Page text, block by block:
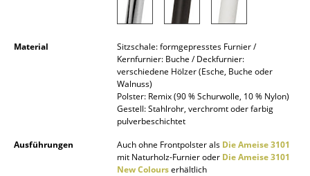
Figuren & Miniaturen
Material
Sitzschale: formgepresstes Furnier /
Kernfurnier: Buche / Deckfurnier:
verschiedene Hölzer (Esche, Buche oder
Walnuss)
Polster: Remix (90 % Schurwolle, 10 % Nylon)
Gestell: Stahlrohr, verchromt oder farbig
pulverbeschichtet
Ausführungen
Auch ohne Frontpolster als Die Ameise 3101
mit Naturholz-Furnier oder Die Ameise 3101
New Colourserhältlich